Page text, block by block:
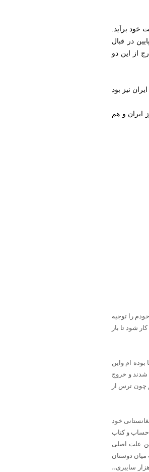
برآید.
در قبال
از این دو
نیز بود
ایران و هم
هموطنان خودم را توجیه
شود تا باز
ام واین
و خروج
چون ترس از
خود
حساب و کتاب
من علت اصلی
میان دوستان
سایبری،،